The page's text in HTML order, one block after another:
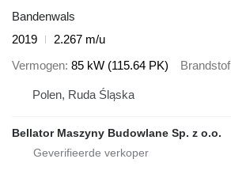
Bandenwals
2019
2.267 m/u
Vermogen 85 kW (115.64 PK) Brandstof
Polen, Ruda Śląska
Bellator Maszyny Budowlane Sp. z o.o.